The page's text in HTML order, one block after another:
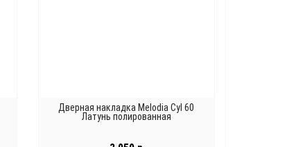
Дверная накладка Melodia Cyl 60
Латунь полированная